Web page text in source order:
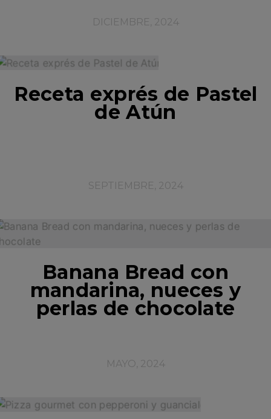
DICIEMBRE, 2024
Receta exprés de Pastel
de Atún
SEPTIEMBRE, 2024
Banana Bread con
mandarina, nueces y
perlas de chocolate
MAYO, 2024